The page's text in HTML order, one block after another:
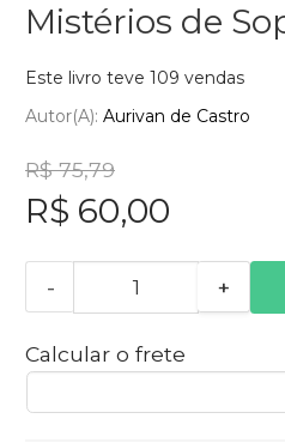
Mistérios de
Este livro teve 109 vendas
Autor(a): Aurivan de Castro
R$ 75,79
R$ 60,00
- +
Calcular o frete